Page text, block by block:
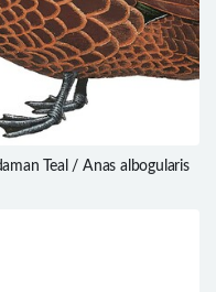
Teal / Anas albogularis